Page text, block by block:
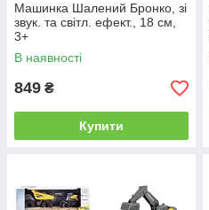
Машинка Шалений Бронко, зі
звук. та світл. ефект., 18 см,
3+
В наявності
849 ₴
Купити